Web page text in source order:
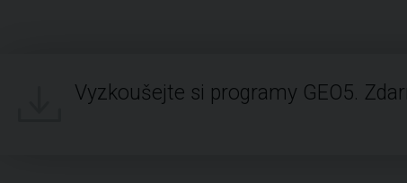
Vyzkoušejte si programy GEO5.